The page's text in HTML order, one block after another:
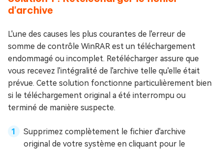
d'archive
L'une des causes les plus courantes de l'erreur de
somme de contrôle WinRAR est un téléchargement
endommagé ou incomplet. Retélécharger assure que
vous recevez l'intégralité de l'archive telle qu'elle était
prévue. Cette solution fonctionne particulièrement bien
si le téléchargement original a été interrompu ou
terminé de manière suspecte.
Supprimez complètement le fichier d'archive
original de votre système en cliquant pour le